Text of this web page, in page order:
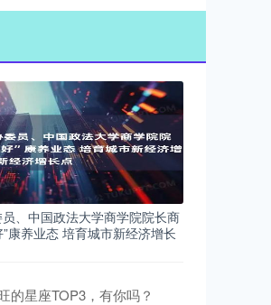
、中国政法大学商学院院长商
康养业态 培育城市新经济增长
的星座TOP3，有你吗？